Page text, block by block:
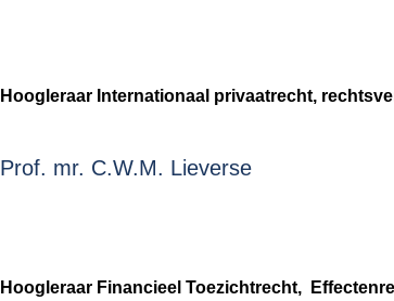
Hoogleraar Internationaal privaatrecht,
Prof. mr. C.W.M. Lieverse
Hoogleraar Financieel Toezichtrecht,